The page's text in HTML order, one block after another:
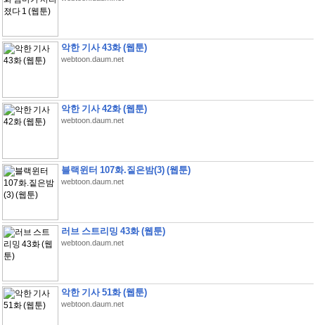
악한 기사 43화 (웹툰)
webtoon.daum.net
악한 기사 42화 (웹툰)
webtoon.daum.net
블랙윈터 107화.짙은밤(3) (웹툰)
webtoon.daum.net
러브 스트리밍 43화 (웹툰)
webtoon.daum.net
악한 기사 51화 (웹툰)
webtoon.daum.net